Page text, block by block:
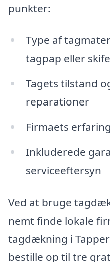
punkter:
Type af
tagpap eller
Tagets tilstand
reparationer
Firmaets
Inkluderede
serviceeftersyn
Ved at bruge
nemt finde lokale
tagdækning i
bestille op til tre